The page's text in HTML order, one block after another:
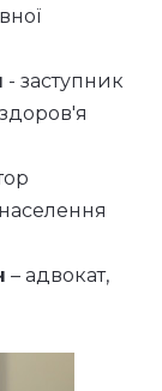
- заступник
– адвокат,